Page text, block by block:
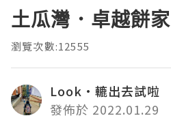
土瓜灣．卓越餅家
瀏覽次數:12555
Look•轆出去試啦
發佈於 2022.01.29